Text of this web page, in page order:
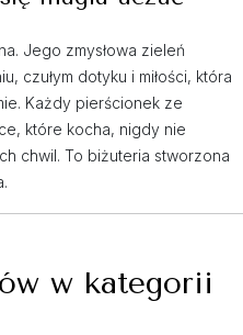
Jego zmysłowa zieleń
czułym dotyku i miłości, która
Każdy pierścionek ze
które kocha, nigdy nie
chwil. To biżuteria stworzona
w kategorii